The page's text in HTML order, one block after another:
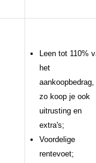
Leen tot 110%
het
aankoopbedrag,
zo koop je ook
uitrusting en
extra's;
Voordelige
rentevoet;